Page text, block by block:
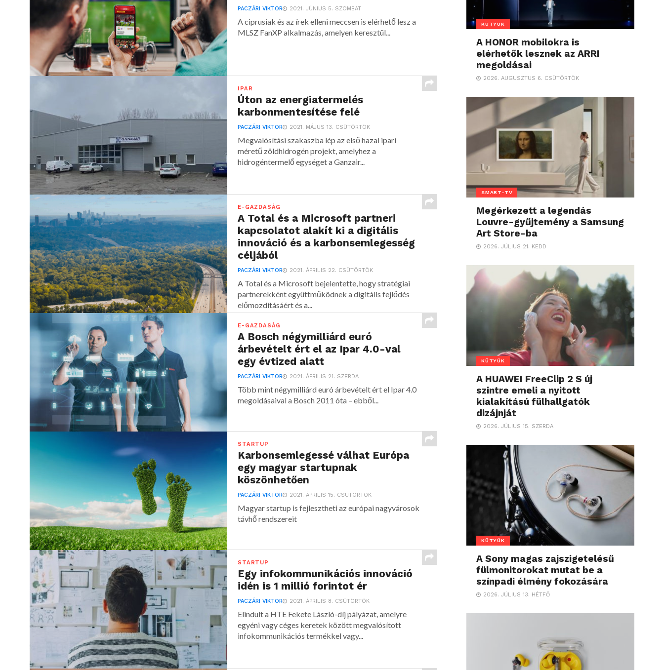
PACZÁRI VIKTOR 2021. JÚNIUS 5. SZOMBAT
A ciprusiak és az írek elleni meccsen is elérhető lesz a
MLSZ FanXP alkalmazás, amelyen keresztül...
IPAR
Úton az energiatermelés
karbonmentesítése felé
PACZÁRI VIKTOR 2021. MÁJUS 13. CSÜTÖRTÖK
Megvalósítási szakaszba lép az első hazai ipari
méretű zöldhidrogén projekt, amelyhez a
hidrogéntermelő egységet a Ganzair...
E-GAZDASÁG
A Total és a Microsoft partneri
kapcsolatot alakít ki a digitális
innováció és a karbonsemlegesség
céljából
PACZÁRI VIKTOR 2021. ÁPRILIS 22. CSÜTÖRTÖK
A Total és a Microsoft bejelentette, hogy stratégiai
partnerekként együttműködnek a digitális fejlődés
előmozdításáért és a...
E-GAZDASÁG
A Bosch négymilliárd euró
árbevételt ért el az Ipar 4.0-val
egy évtized alatt
PACZÁRI VIKTOR 2021. ÁPRILIS 21. SZERDA
Több mint négymilliárd euró árbevételt ért el Ipar 4.0
megoldásaival a Bosch 2011 óta – ebből...
STARTUP
Karbonsemlegessé válhat Európa
egy magyar startupnak
köszönhetően
PACZÁRI VIKTOR 2021. ÁPRILIS 15. CSÜTÖRTÖK
Magyar startup is fejlesztheti az európai nagyvárosok
távhő rendszereit
STARTUP
Egy infokommunikációs innováció
idén is 1 millió forintot ér
PACZÁRI VIKTOR 2021. ÁPRILIS 8. CSÜTÖRTÖK
Elindult a HTE Fekete László-díj pályázat, amelyre
egyéni vagy céges keretek között megvalósított
infokommunikációs termékkel vagy...
KÜTYÜK
A HONOR mobilokra is
elérhetők lesznek az ARRI
megoldásai
2026. AUGUSZTUS 6. CSÜTÖRTÖK
SMART-TV
Megérkezett a legendás
Louvre-gyűjtemény a Samsung
Art Store-ba
2026. JÚLIUS 21. KEDD
KÜTYÜK
A HUAWEI FreeClip 2 S új
szintre emeli a nyitott
kialakítású fülhallgatók
dizájnját
2026. JÚLIUS 15. SZERDA
KÜTYÜK
A Sony magas zajszigetelésű
fülmonitorokat mutat be a
színpadi élmény fokozására
2026. JÚLIUS 13. HÉTFŐ